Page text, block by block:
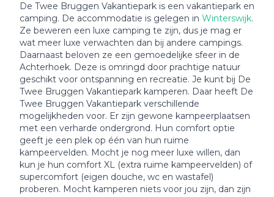
De Twee Bruggen Vakantiepark is een vakantiepark en
camping. De accommodatie is gelegen in Winterswijk.
Ze beweren een luxe camping te zijn, dus je mag er
wat meer luxe verwachten dan bij andere campings.
Daarnaast beloven ze een gemoedelijke sfeer in de
Achterhoek. Deze is omringd door prachtige natuur
geschikt voor ontspanning en recreatie. Je kunt bij De
Twee Bruggen Vakantiepark kamperen. Daar heeft De
Twee Bruggen Vakantiepark verschillende
mogelijkheden voor. Er zijn gewone kampeerplaatsen
met een verharde ondergrond. Hun comfort optie
geeft je een plek op één van hun ruime
kampeervelden. Mocht je nog meer luxe willen, dan
kun je hun comfort XL (extra ruime kampeervelden) of
supercomfort (eigen douche, wc en wastafel)
proberen. Mocht kamperen niets voor jou zijn, dan zijn